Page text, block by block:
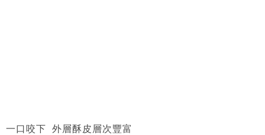
一口咬下 外層酥皮層次豐富